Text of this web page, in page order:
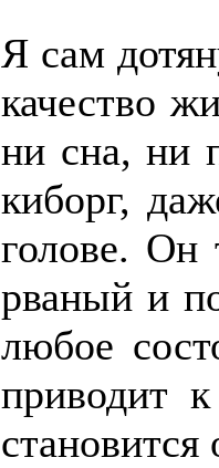
Я сам
качество
ни сна, ни
киборг,
голове. Он
рваный и
любое
приводит к
становится